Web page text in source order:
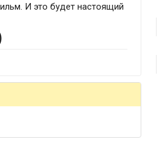
И это будет настоящий